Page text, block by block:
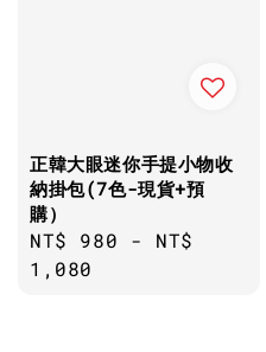
正韓大眼迷你手提小物收
納掛包(7色-現貨+預
購）
Regular
price
NT$ 980 - NT$
1,080